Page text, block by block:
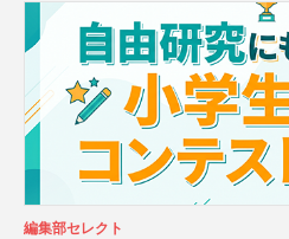
編集部セレクト